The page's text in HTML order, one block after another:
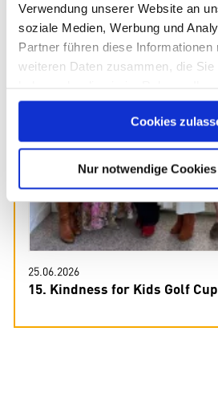
Verwendung unserer Website an
soziale Medien, Werbung und
Partner führen diese
weiteren Daten zusammen, die Sie
gesammelt haben. Sie geben
Cookies, wenn Sie unsere
Cookies
Nur notwendige
25.06.2026
15. Kindness for Kids Golf